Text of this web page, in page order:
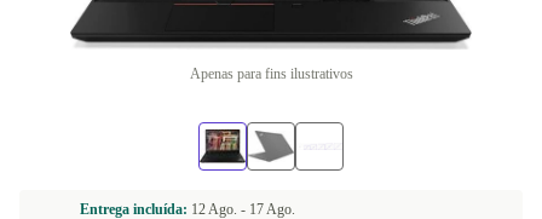
Apenas para fins ilustrativos
Entrega incluída: 12 Ago. - 17 Ago.